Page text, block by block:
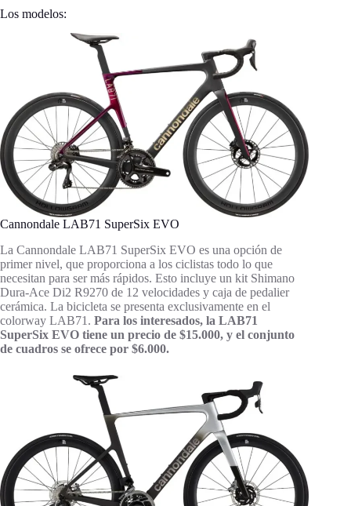
Los modelos:
Cannondale LAB71 SuperSix EVO
La Cannondale LAB71 SuperSix EVO es una opción de
primer nivel, que proporciona a los ciclistas todo lo que
necesitan para ser más rápidos. Esto incluye un kit Shimano
Dura-Ace Di2 R9270 de 12 velocidades y caja de pedalier
cerámica. La bicicleta se presenta exclusivamente en el
colorway LAB71. Para los interesados, la LAB71
SuperSix EVO tiene un precio de $15.000, y el conjunto
de cuadros se ofrece por $6.000.